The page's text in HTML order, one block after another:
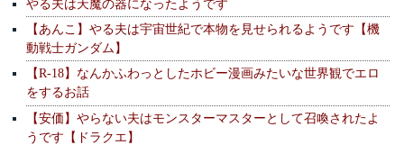
やる夫は天魔の器になったようです
【あんこ】やる夫は宇宙世紀で本物を見せられるようです【機
動戦士ガンダム】
【R-18】なんかふわっとしたホビー漫画みたいな世界観でエロ
をするお話
【安価】やらない夫はモンスターマスターとして召喚されたよ
うです【ドラクエ】